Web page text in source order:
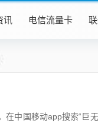
讯 电信流量卡
中国移动app搜索“巨